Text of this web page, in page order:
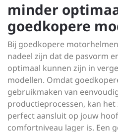
minder
goedkopere
Bij goedkopere
nadeel zijn dat de pasvorm
optimaal kunnen zijn in
modellen. Omdat
gebruikmaken van
productieprocessen, kan
perfect aansluit op jouw
comfortniveau lager is. Een